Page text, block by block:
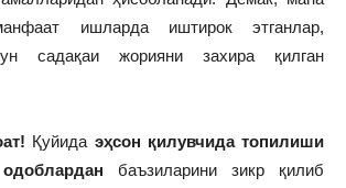
ишларда иштирок этганлар,
садақаи жорияни захира қилган
Қуйида эҳсон қилувчида топилиши
баъзиларини зикр қилиб